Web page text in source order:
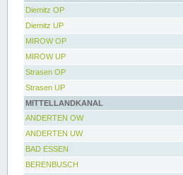
Diemitz OP
Diemitz UP
MIROW OP
MIROW UP
Strasen OP
Strasen UP
MITTELLANDKANAL
ANDERTEN OW
ANDERTEN UW
BAD ESSEN
BERENBUSCH